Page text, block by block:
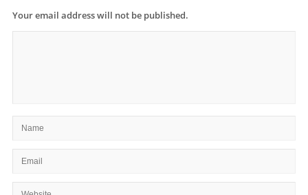
Your email address will not be published.